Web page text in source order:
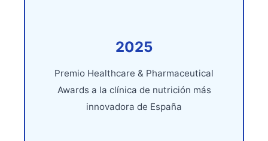
2025
Premio Healthcare & Pharmaceutical
Awards a la clínica de nutrición más
innovadora de España